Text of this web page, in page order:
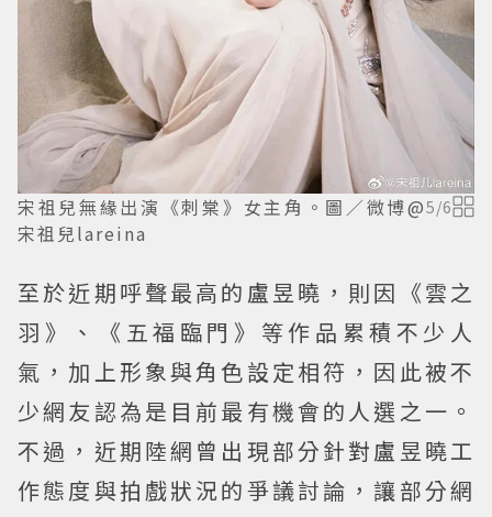
宋祖兒無緣出演《刺棠》女主角。圖／微博@
宋祖兒lareina
5/6
至於近期呼聲最高的盧昱曉，則因《雲之
羽》、《五福臨門》等作品累積不少人
氣，加上形象與角色設定相符，因此被不
少網友認為是目前最有機會的人選之一。
不過，近期陸網曾出現部分針對盧昱曉工
作態度與拍戲狀況的爭議討論，讓部分網